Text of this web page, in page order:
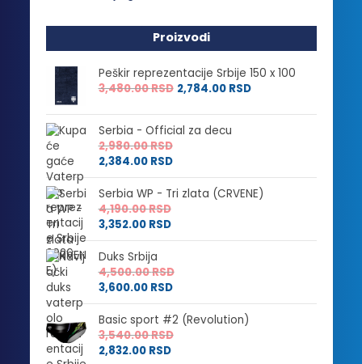
Proizvodi
Peškir reprezentacije Srbije 150 x 100
3,480.00RSD 2,784.00 RSD
Serbia - Official za decu
2,980.00RSD
2,384.00 RSD
Serbia WP - Tri zlata (CRVENE)
4,190.00RSD
3,352.00 RSD
Duks Srbija
4,500.00RSD
3,600.00 RSD
Basic sport #2 (Revolution)
3,540.00RSD
2,832.00 RSD